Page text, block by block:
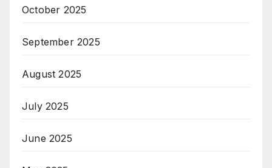
October 2025
September 2025
August 2025
July 2025
June 2025